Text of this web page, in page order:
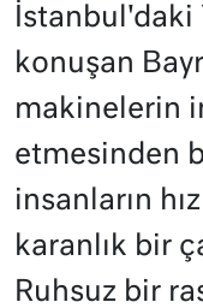
İstanbul'daki
konuşan
makinelerin
etmesinden
insanların
karanlık bir
Ruhsuz bir